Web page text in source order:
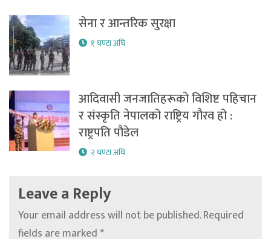
सेना र आन्तरिक सुरक्षा
१ घण्टा अघि
आदिवासी जनजातिहरूको विशिष्ट पहिचान
र संस्कृति नेपालको राष्ट्रिय गौरव हो :
राष्ट्रपति पौडेल
२ घण्टा अघि
Leave a Reply
Your email address will not be published.Required
fields are marked*